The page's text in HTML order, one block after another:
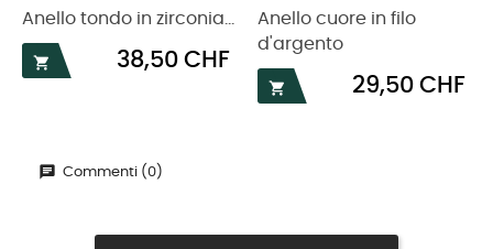
Anello tondo in zirconia...

Prezzo
38,50 CHF
Anello cuore in filo
d'argento

Prezzo
29,50 CHF
Commenti (0)